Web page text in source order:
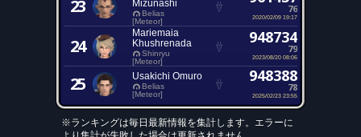
23
Mizunashi
Belias
[Meteor]
76
2020/02/09 19:17
24
Mariemaia
Khushrenada
Shinryu
[Meteor]
948734
79
2023/08/20 08:06
25 Usakichi Omuro
Belias
[Meteor]
948388
78
2025/02/23 23:55
※ランキングは毎日最新情報を集計します。エラーに